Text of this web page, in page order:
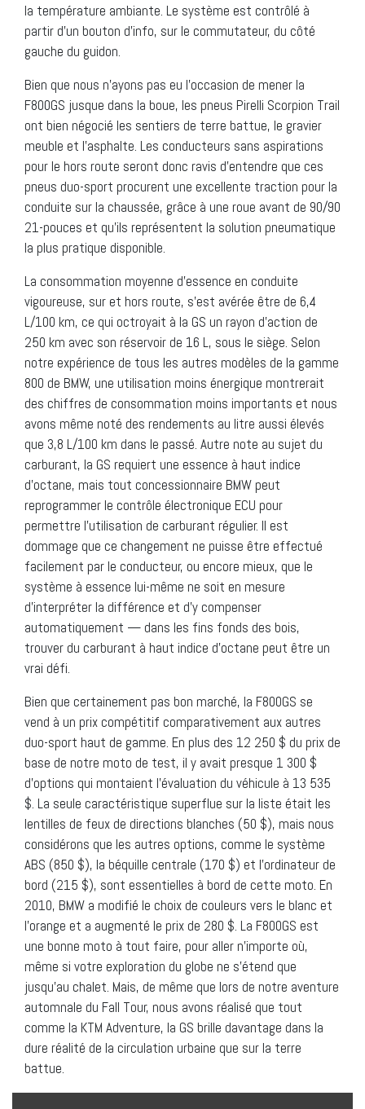
la température ambiante. Le système est contrôlé à
partir d’un bouton d’info, sur le commutateur, du côté
gauche du guidon.
Bien que nous n’ayons pas eu l’occasion de mener la
F800GS jusque dans la boue, les pneus Pirelli Scorpion Trail
ont bien négocié les sentiers de terre battue, le gravier
meuble et l’asphalte. Les conducteurs sans aspirations
pour le hors route seront donc ravis d’entendre que ces
pneus duo-sport procurent une excellente traction pour la
conduite sur la chaussée, grâce à une roue avant de 90/90
21-pouces et qu’ils représentent la solution pneumatique
la plus pratique disponible.
La consommation moyenne d’essence en conduite
vigoureuse, sur et hors route, s’est avérée être de 6,4
L/100 km, ce qui octroyait à la GS un rayon d’action de
250 km avec son réservoir de 16 L, sous le siège. Selon
notre expérience de tous les autres modèles de la gamme
800 de BMW, une utilisation moins énergique montrerait
des chiffres de consommation moins importants et nous
avons même noté des rendements au litre aussi élevés
que 3,8 L/100 km dans le passé. Autre note au sujet du
carburant, la GS requiert une essence à haut indice
d’octane, mais tout concessionnaire BMW peut
reprogrammer le contrôle électronique ECU pour
permettre l’utilisation de carburant régulier. Il est
dommage que ce changement ne puisse être effectué
facilement par le conducteur, ou encore mieux, que le
système à essence lui-même ne soit en mesure
d’interpréter la différence et d’y compenser
automatiquement — dans les fins fonds des bois,
trouver du carburant à haut indice d’octane peut être un
vrai défi.
Bien que certainement pas bon marché, la F800GS se
vend à un prix compétitif comparativement aux autres
duo-sport haut de gamme. En plus des 12 250 $ du prix de
base de notre moto de test, il y avait presque 1 300 $
d’options qui montaient l’évaluation du véhicule à 13 535
$. La seule caractéristique superflue sur la liste était les
lentilles de feux de directions blanches (50 $), mais nous
considérons que les autres options, comme le système
ABS (850 $), la béquille centrale (170 $) et l’ordinateur de
bord (215 $), sont essentielles à bord de cette moto. En
2010, BMW a modifié le choix de couleurs vers le blanc et
l’orange et a augmenté le prix de 280 $. La F800GS est
une bonne moto à tout faire, pour aller n’importe où,
même si votre exploration du globe ne s’étend que
jusqu’au chalet. Mais, de même que lors de notre aventure
automnale du Fall Tour, nous avons réalisé que tout
comme la KTM Adventure, la GS brille davantage dans la
dure réalité de la circulation urbaine que sur la terre
battue.